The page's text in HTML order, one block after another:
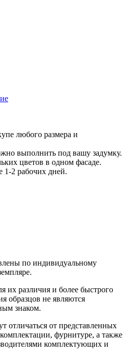
любого размера и
выполнить под вашу задумку.
цветов в одном фасаде.
1-2 рабочих дней.
по индивидуальному
их различия и более быстрого
образцов не являются
знаком.
отличаться от представленных
фурнитуре, а также
комплектующих и